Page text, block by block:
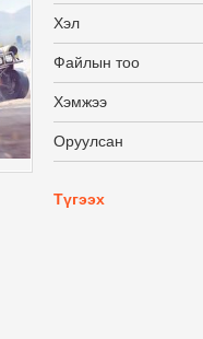
Хэл
Файлын тоо
Хэмжээ
Оруулсан
Түгээх